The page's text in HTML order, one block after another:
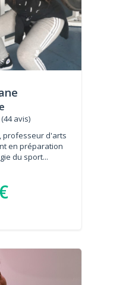
(44 avis)
professeur d'arts
en préparation
du sport...